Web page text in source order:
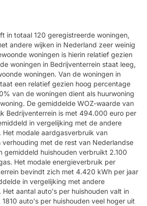
in totaal 120 geregistreerde woningen,
andere wijken in Nederland zeer weinig
woningen is hierin relatief gezien
woningen in Bedrijventerrein staat leeg,
woningen. Van de woningen in
een relatief gezien hoog percentage
van de woningen dient als huurwoning
De gemiddelde WOZ-waarde van
Bedrijventerrein is met 494.000 euro per
in vergelijking met de andere
Het modale aardgasverbruik van
verhouding met de rest van Nederlandse
gemiddeld huishouden verbruikt 2.100
Het modale energieverbruik per
bevindt zich met 4.420 kWh per jaar
in vergelijking met andere
Het aantal auto's per huishouden valt in
auto's per huishouden veel hoger uit